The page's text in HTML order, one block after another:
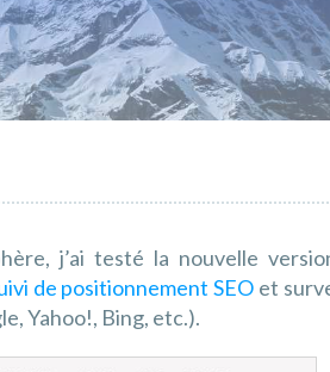
j’ai testé la nouvelle
de positionnement SEO et
Yahoo!, Bing, etc.).